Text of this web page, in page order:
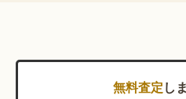
無料査定し